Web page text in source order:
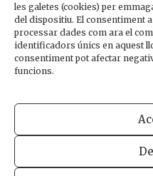
les galetes (cookies) per
del dispositiu. El consentiment
processar dades com ara el
identificadors únics en aquest
consentiment pot afectar
funcions.
Carrer
Fax
INFORMACIÓ LEGAL POLÍTICA